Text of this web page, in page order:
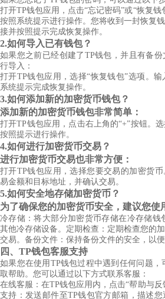
打开TP钱包应用，点击“忘记密码”或“恢复
按照系统提示进行操作。您将收到一封恢复
接并按照提示完成恢复操作。
2.如何导入已有钱包？
如果您之前已经创建了TP钱包，并且有备
行导入：
打开TP钱包应用，选择“恢复钱包”选项。
系统提示完成恢复操作。
3.如何添加新的加密货币钱包？
添加新的加密货币钱包非常简单：
打开TP钱包应用，点击右上角的“+”按钮。
按照提示进行操作。
4.如何进行加密货币交易？
进行加密货币交易也非常方便：
打开TP钱包应用，选择您要交易的加密货
易金额和目标地址，并确认交易。
5.如何安全地存储加密货币？
为了确保您的加密货币安全，建议您使
冷存储：将大部分加密货币存储在冷存储钱
其他冷存储设备。定期检查：定期检查您的
交易。备份文件：保持备份文件的安全，以便
四、TP钱包客服支持
如果您在使用TP钱包过程中遇到任何问题
取帮助。您可以通过以下方式联系客服：
在线客服：在TP钱包应用内，点击“帮助与反
支持：发送邮件至TP钱包官方邮箱，描述